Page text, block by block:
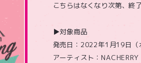
こちらはなくなり次第、終
▶対象商品
発売日：2022年1月19日（
アーティスト：NACHERRY